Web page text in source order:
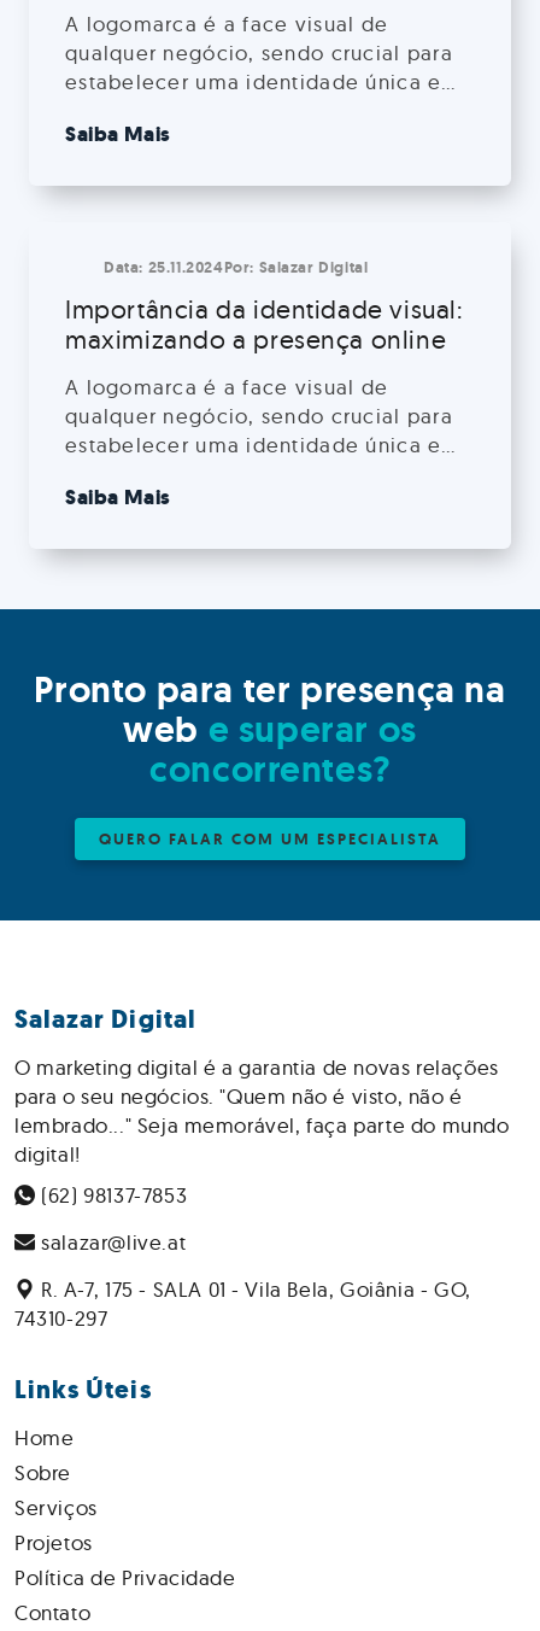
A logomarca é a face visual de
qualquer negócio, sendo crucial para
estabelecer uma identidade única e
mundo cada vez mais visual e
eficaz vai muito além de uma simples
uma logomarca é tão importante,
quem […]
Saiba Mais
Data: 25.11.2024Por: Salazar Digital
Importância da identidade visual:
maximizando a presença online
A logomarca é a face visual de
qualquer negócio, sendo crucial para
estabelecer uma identidade única e
mundo cada vez mais visual e
eficaz vai muito além de uma simples
quem […]
Saiba Mais
Pronto para ter presença na
web e superar os
concorrentes?
QUERO FALAR COM UM ESPECIALISTA
Salazar Digital
O marketing digital é a garantia de novas relações
para o seu negócios. "Quem não é visto, não é
lembrado..." Seja memorável, faça parte do mundo
digital!
(62) 98137-7853
salazar@live.at
R. A-7, 175 - SALA 01 - Vila Bela, Goiânia - GO,
74310-297
Links Úteis
Home
Sobre
Serviços
Projetos
Política de Privacidade
Contato